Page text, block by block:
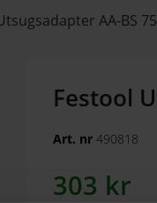
AA-BS
Festool
Art. nr 490818
303 kr